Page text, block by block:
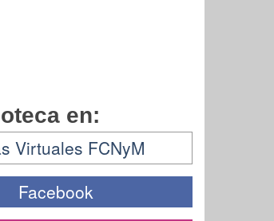
en:
Virtuales FCNyM
Facebook